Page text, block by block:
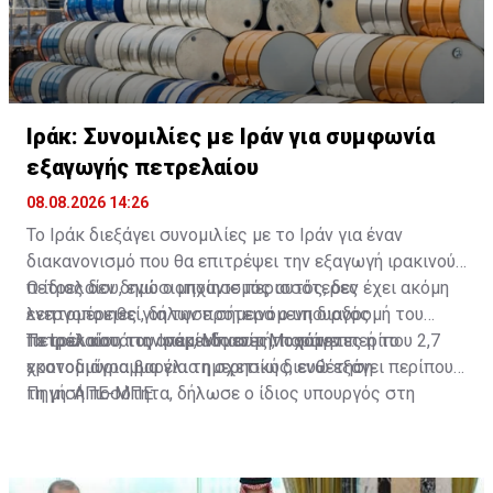
Ιράκ: Συνομιλίες με Ιράν για συμφωνία
εξαγωγής πετρελαίου
08.08.2026 14:26
Το Ιράκ διεξάγει συνομιλίες με το Ιράν για έναν
διακανονισμό που θα επιτρέψει την εξαγωγή ιρακινού
πετρελαίου, ενώ ο μηχανισμός αυτός, δεν έχει ακόμη
ενεργοποιηθεί, δήλωσε σήμερα ο υπουργός
Πετρελαίου του Ιράκ, Μπασίμ Μοχάμεντ.
Ο ίδιος δεν δημοσιοποίησε περισσότερες
λεπτομέρειες για την προτεινόμενη διαδρομή του
πετρελαίου, τις αναμενόμενες ποσότητες ή το
χρονοδιάγραμμα για τη σχετική διευθέτηση.
Το Ιράκ κατά την περίοδο αυτή, παράγει περίπου 2,7
εκατομμύρια βαρέλια ημερησίως, ενώ εξάγει περίπου
τη μισή ποσότητα, δήλωσε ο ίδιος υπουργός στη
Πηγή: ΑΠΕ-ΜΠΕ